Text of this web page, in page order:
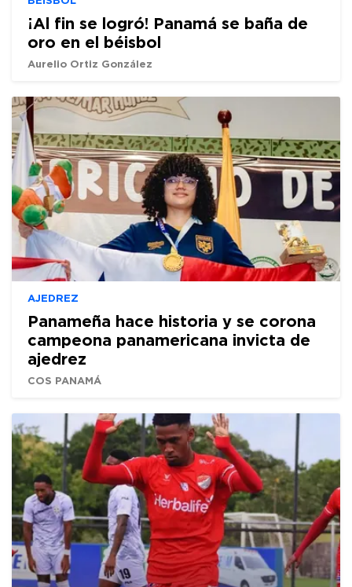
¡Al fin se logró! Panamá se baña de
oro en el béisbol
Aurelio Ortiz González
AJEDREZ
Panameña hace historia y se corona
campeona panamericana invicta de
ajedrez
COS PANAMÁ